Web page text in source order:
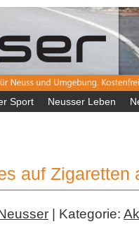
Sport Neusser Leben
auf Zigaretten
| Kategorie: